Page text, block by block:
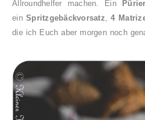
Allroundhelfer machen. Ein
einSpritzgebäckvorsatz,4
die ich Euch aber morgen noch